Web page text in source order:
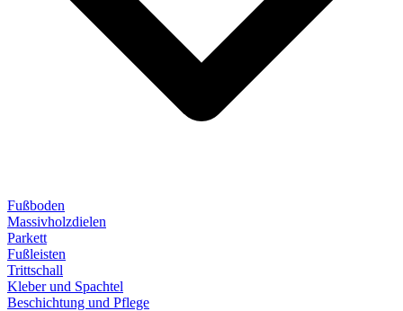
Fußboden
Massivholzdielen
Parkett
Fußleisten
Trittschall
Kleber und Spachtel
Beschichtung und Pflege